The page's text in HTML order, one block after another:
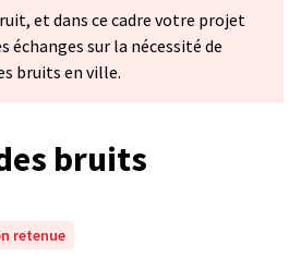
et dans ce cadre votre projet
échanges sur la nécessité de
bruits en ville.
bruits
retenue